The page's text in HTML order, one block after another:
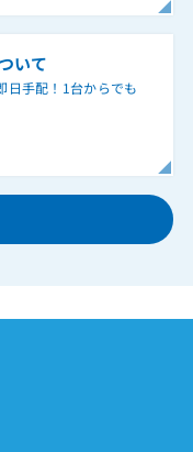
いて
日手配！1台からでも